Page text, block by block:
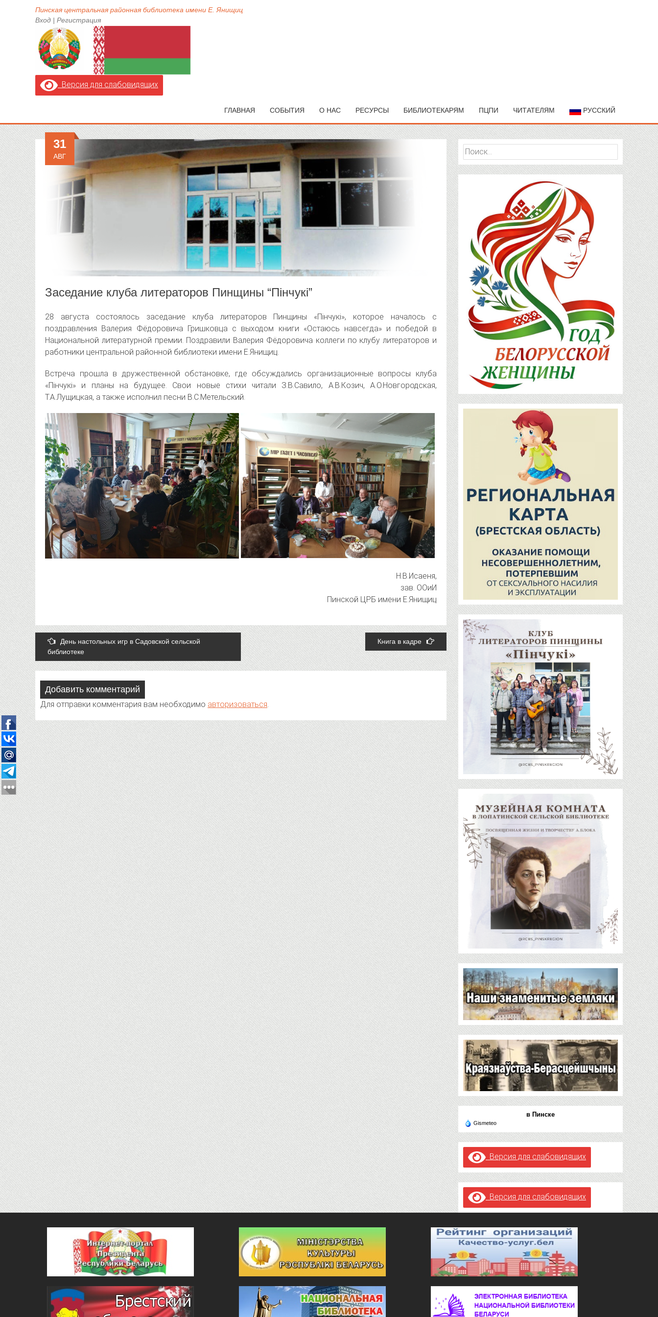
Пинская центральная районная библиотека имени Е. Янищиц
Вход | Регистрация
Версия для слабовидящих
ГЛАВНАЯ СОБЫТИЯ О НАС РЕСУРСЫ БИБЛИОТЕКАРЯМ ПЦПИ ЧИТАТЕЛЯМ РУССКИЙ
Заседание клуба литераторов Пинщины “Пінчукі”
31
АВГ
28 августа состоялось заседание клуба литераторов Пинщины «Пінчукі», которое началось с
поздравления Валерия Фёдоровича Гришковца с выходом книги «Остаюсь навсегда» и победой в
Национальной литературной премии. Поздравили Валерия Фёдоровича коллеги по клубу литераторов и
работники центральной районной библиотеки имени Е.Янищиц.
Встреча прошла в дружественной обстановке, где обсуждались организационные вопросы клуба
«Пінчукі» и планы на будущее. Свои новые стихи читали З.В.Савило, А.В.Козич, А.О.Новгородская,
Т.А.Лущицкая, а также исполнил песни В.С.Метельский.
Н.В.Исаеня,
зав. ООиИ
Пинской ЦРБ имени Е.Янищиц
Post
navigation
День настольных игр в Садовской сельской
библиотеке
Книга в кадре
Добавить комментарий
Для отправки комментария вам необходимо авторизоваться.
Найти:
в Пинске
Gismeteo
Версия для слабовидящих
Версия для слабовидящих